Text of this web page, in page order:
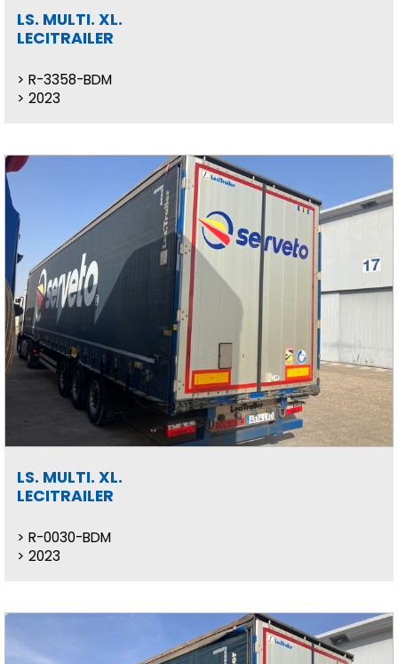
LS. MULTI. XL.
LECITRAILER
R-3358-BDM
2023
LS. MULTI. XL.
LECITRAILER
R-0030-BDM
2023